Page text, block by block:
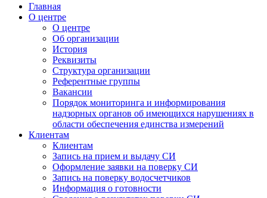
Главная
О центре
О центре
Об организации
История
Реквизиты
Структура организации
Референтные группы
Вакансии
Порядок мониторинга и информирования
надзорных органов об имеющихся нарушениях в
области обеспечения единства измерений
Клиентам
Клиентам
Запись на прием и выдачу СИ
Оформление заявки на поверку СИ
Запись на поверку водосчетчиков
Информация о готовности